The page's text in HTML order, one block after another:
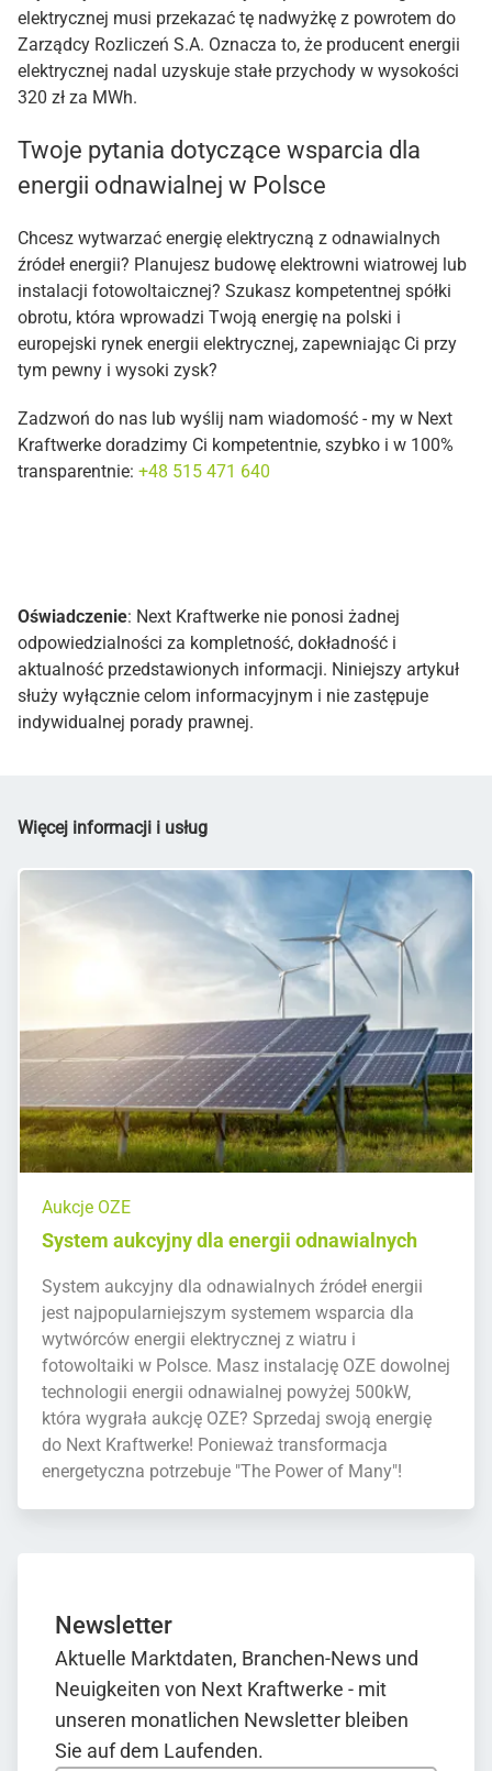
elektrycznej musi przekazać tę nadwyżkę z powrotem do
Zarządcy Rozliczeń S.A. Oznacza to, że producent energii
elektrycznej nadal uzyskuje stałe przychody w wysokości
320 zł za MWh.
Twoje pytania dotyczące wsparcia dla
energii odnawialnej w Polsce
Chcesz wytwarzać energię elektryczną z odnawialnych
źródeł energii? Planujesz budowę elektrowni wiatrowej lub
instalacji fotowoltaicznej? Szukasz kompetentnej spółki
obrotu, która wprowadzi Twoją energię na polski i
europejski rynek energii elektrycznej, zapewniając Ci przy
tym pewny i wysoki zysk?
Zadzwoń do nas lub wyślij nam wiadomość - my w Next
Kraftwerke doradzimy Ci kompetentnie, szybko i w 100%
transparentnie: +48 515 471 640
Oświadczenie: Next Kraftwerke nie ponosi żadnej
odpowiedzialności za kompletność, dokładność i
aktualność przedstawionych informacji. Niniejszy artykuł
służy wyłącznie celom informacyjnym i nie zastępuje
indywidualnej porady prawnej.
Więcej informacji i usług
Aukcje OZE
System aukcyjny dla energii odnawialnych
System aukcyjny dla odnawialnych źródeł energii
jest najpopularniejszym systemem wsparcia dla
wytwórców energii elektrycznej z wiatru i
fotowoltaiki w Polsce. Masz instalację OZE dowolnej
technologii energii odnawialnej powyżej 500kW,
która wygrała aukcję OZE? Sprzedaj swoją energię
do Next Kraftwerke! Ponieważ transformacja
energetyczna potrzebuje "The Power of Many"!
Newsletter
Aktuelle Marktdaten, Branchen-News und
Neuigkeiten von Next Kraftwerke - mit
unseren monatlichen Newsletter bleiben
Sie auf dem Laufenden.